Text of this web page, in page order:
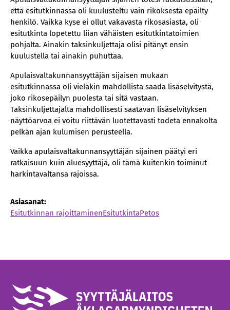
että esitutkinnassa oli kuulusteltu vain rikoksesta epäilty
henkilö. Vaikka kyse ei ollut vakavasta rikosasiasta, oli
esitutkinta lopetettu liian vähäisten esitutkintatoimien
pohjalta. Ainakin taksinkuljettaja olisi pitänyt ensin
kuulustella tai ainakin puhuttaa.
Apulaisvaltakunnansyyttäjän sijaisen mukaan
esitutkinnassa oli vieläkin mahdollista saada lisäselvitystä,
joko rikosepäilyn puolesta tai sitä vastaan.
Taksinkuljettajalta mahdollisesti saatavan lisäselvityksen
näyttöarvoa ei voitu riittävän luotettavasti todeta ennakolta
pelkän ajan kulumisen perusteella.
Vaikka apulaisvaltakunnansyyttäjän sijainen päätyi eri
ratkaisuun kuin aluesyyttäjä, oli tämä kuitenkin toiminut
harkintavaltansa rajoissa.
Asiasanat:
Esitutkinnan rajoittaminenEsitutkintaPetos